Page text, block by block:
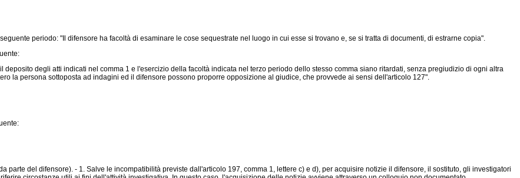
periodo: "Il difensore ha facoltà di esaminare le cose sequestrate nel luogo in cui esse si trovano e, se si tratta di documenti, di estrarne copia".
degli atti indicati nel comma 1 e l'esercizio della facoltà indicata nel terzo periodo dello stesso comma siano ritardati, senza pregiudizio di ogni altra
la persona sottoposta ad indagini ed il difensore possono proporre opposizione al giudice, che provvede ai sensi dell'articolo 127".
del difensore). - 1. Salve le incompatibilità previste dall'articolo 197, comma 1, lettere c) e d), per acquisire notizie il difensore, il sostituto, gli investigatori